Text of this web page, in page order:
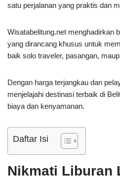
satu perjalanan yang praktis dan
Wisatabelitung.net menghadirkan
yang dirancang khusus untuk
baik solo traveler, pasangan,
Dengan harga terjangkau dan
menjelajahi destinasi terbaik di
biaya dan kenyamanan.
Daftar Isi
Nikmati Liburan